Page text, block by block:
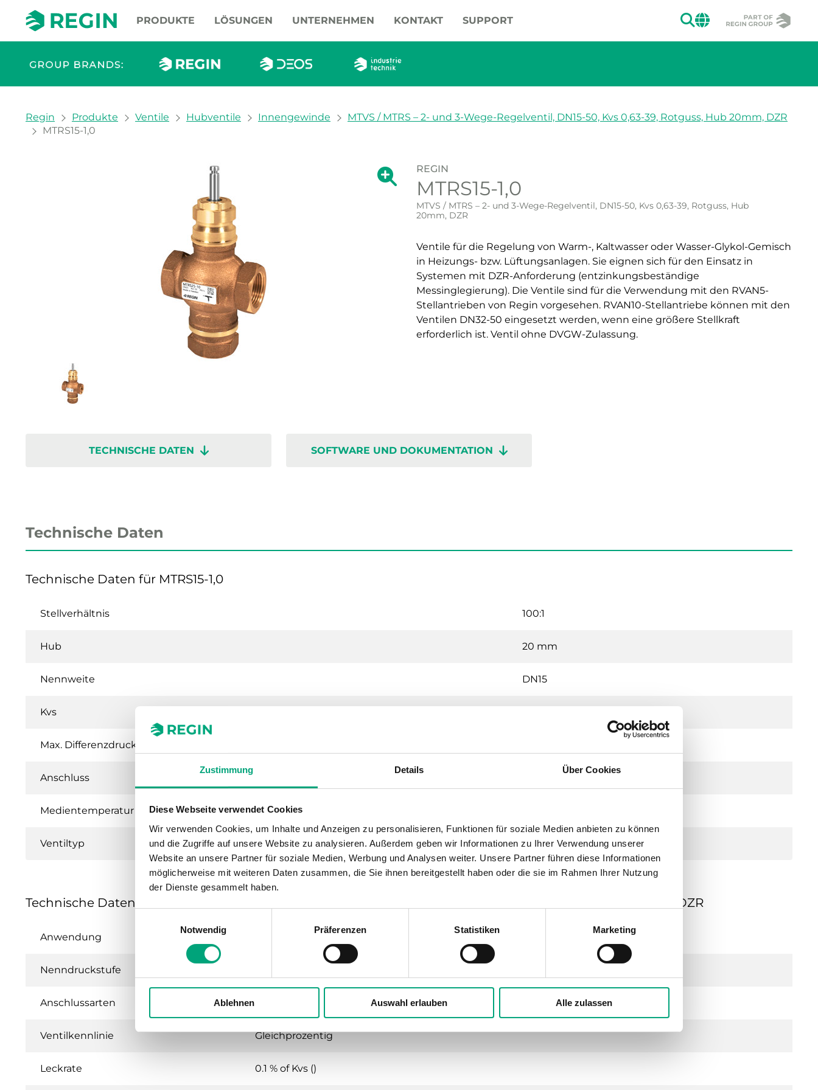
Zustimmung Details Über Cookies
Diese Webseite verwendet Cookies
Wir verwenden Cookies, um Inhalte und Anzeigen zu personalisieren, Funktionen für soziale Medien anbieten zu können
und die Zugriffe auf unsere Website zu analysieren. Außerdem geben wir Informationen zu Ihrer Verwendung unserer
Website an unsere Partner für soziale Medien, Werbung und Analysen weiter. Unsere Partner führen diese Informationen
möglicherweise mit weiteren Daten zusammen, die Sie ihnen bereitgestellt haben oder die sie im Rahmen Ihrer Nutzung
der Dienste gesammelt haben.
Notwendig
Präferenzen Statistiken Marketing
Ablehnen Auswahl erlauben Alle zulassen
PRODUKTE LÖSUNGEN UNTERNEHMEN KONTAKT SUPPORT SUCHEN
CHANGE
You are here:
Regin Produkte Ventile Hubventile Innengewinde
MTVS / MTRS – 2- und 3-Wege-Regelventil, DN15-50, Kvs 0,63-39, Rotguss, Hub 20mm, DZR
MTRS15-1,0
Zeige große Version des Bildes.
Zeige große Version des Bildes.
REGIN
MTRS15-1,0
MTVS / MTRS – 2- und 3-Wege-Regelventil, DN15-50, Kvs 0,63-39, Rotguss, Hub
20mm, DZR
Ventile für die Regelung von Warm-, Kaltwasser oder Wasser-Glykol-Gemisch
in Heizungs- bzw. Lüftungsanlagen. Sie eignen sich für den Einsatz in
Systemen mit DZR-Anforderung (entzinkungsbeständige
Messinglegierung). Die Ventile sind für die Verwendung mit den RVAN5-
Stellantrieben von Regin vorgesehen. RVAN10-Stellantriebe können mit den
Ventilen DN32-50 eingesetzt werden, wenn eine größere Stellkraft
erforderlich ist. Ventil ohne DVGW-Zulassung.
TECHNISCHE DATEN SOFTWARE UND DOKUMENTATION
Technische Daten
Technische Daten für MTRS15-1,0
Stellverhältnis 100:1
Hub 20 mm
Nennweite DN15
Kvs
Max. Differenzdruck
Anschluss
Medientemperatur
Ventiltyp 3-Wege
Technische Daten für MTVS / MTRS – 2- und 3-Wege-Regelventil, DN15-50, Kvs 0,63-39, Rotguss, Hub 20mm, DZR
Anwendung Heizung, Kühlung, Lüftung
Nenndruckstufe
Anschlussarten BSP-Innengewinde gemäß according to ISO 228/1
Ventilkennlinie Gleichprozentig
Leckrate 0.1 % of Kvs ()